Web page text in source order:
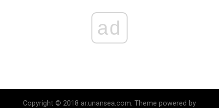
ad
Copyright © 2018 ar.unansea.com. Theme powered by